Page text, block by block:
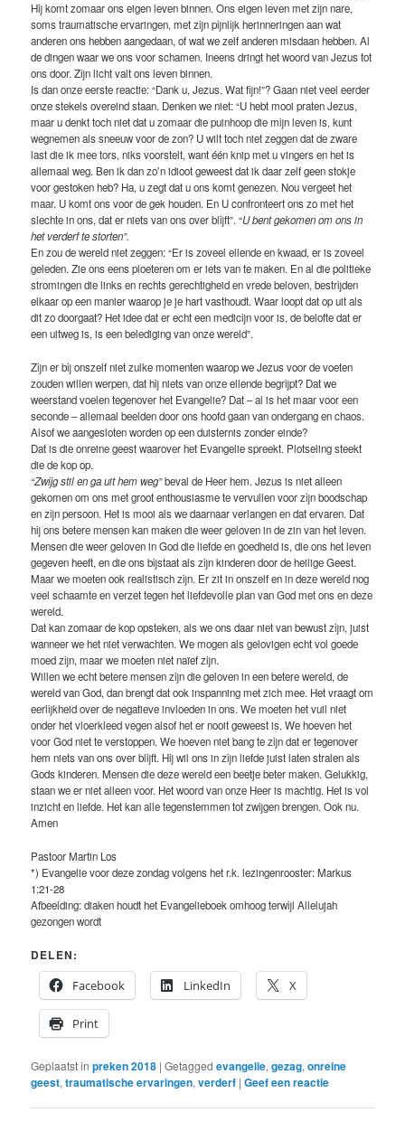
Hij komt zomaar ons eigen leven binnen. Ons eigen leven met zijn nare,
soms traumatische ervaringen, met zijn pijnlijk herinneringen aan wat
anderen ons hebben aangedaan, of wat we zelf anderen misdaan hebben. Al
de dingen waar we ons voor schamen. Ineens dringt het woord van Jezus tot
ons door. Zijn licht valt ons leven binnen.
Is dan onze eerste reactie: “Dank u, Jezus. Wat fijn!”? Gaan niet veel eerder
onze stekels overeind staan. Denken we niet: “U hebt mooi praten Jezus,
maar u denkt toch niet dat u zomaar die puinhoop die mijn leven is, kunt
wegnemen als sneeuw voor de zon? U wilt toch niet zeggen dat de zware
last die ik mee tors, niks voorstelt, want één knip met u vingers en het is
allemaal weg. Ben ik dan zo’n idioot geweest dat ik daar zelf geen stokje
voor gestoken heb? Ha, u zegt dat u ons komt genezen. Nou vergeet het
maar. U komt ons voor de gek houden. En U confronteert ons zo met het
slechte in ons, dat er niets van ons over blijft”. “U bent gekomen om ons in
het verderf te storten”.
En zou de wereld niet zeggen: “Er is zoveel ellende en kwaad, er is zoveel
geleden. Zie ons eens ploeteren om er iets van te maken. En al die politieke
stromingen die links en rechts gerechtigheid en vrede beloven, bestrijden
elkaar op een manier waarop je je hart vasthoudt. Waar loopt dat op uit als
dit zo doorgaat? Het idee dat er echt een medicijn voor is, de belofte dat er
een uitweg is, is een belediging van onze wereld”.
Zijn er bij onszelf niet zulke momenten waarop we Jezus voor de voeten
zouden willen werpen, dat hij niets van onze ellende begrijpt? Dat we
weerstand voelen tegenover het Evangelie? Dat – al is het maar voor een
seconde – allemaal beelden door ons hoofd gaan van ondergang en chaos.
Alsof we aangesloten worden op een duisternis zonder einde?
Dat is die onreine geest waarover het Evangelie spreekt. Plotseling steekt
die de kop op.
“Zwijg stil en ga uit hem weg”beval de Heer hem. Jezus is niet alleen
gekomen om ons met groot enthousiasme te vervullen voor zijn boodschap
en zijn persoon. Het is mooi als we daarnaar verlangen en dat ervaren. Dat
hij ons betere mensen kan maken die weer geloven in de zin van het leven.
Mensen die weer geloven in God die liefde en goedheid is, die ons het leven
gegeven heeft, en die ons bijstaat als zijn kinderen door de heilige Geest.
Maar we moeten ook realistisch zijn. Er zit in onszelf en in deze wereld nog
veel schaamte en verzet tegen het liefdevolle plan van God met ons en deze
wereld.
Dat kan zomaar de kop opsteken, als we ons daar niet van bewust zijn, juist
wanneer we het niet verwachten. We mogen als gelovigen echt vol goede
moed zijn, maar we moeten niet naïef zijn.
Willen we echt betere mensen zijn die geloven in een betere wereld, de
wereld van God, dan brengt dat ook inspanning met zich mee. Het vraagt om
eerlijkheid over de negatieve invloeden in ons. We moeten het vuil niet
onder het vloerkleed vegen alsof het er nooit geweest is. We hoeven het
voor God niet te verstoppen. We hoeven niet bang te zijn dat er tegenover
hem niets van ons over blijft. Hij wil ons in zijn liefde juist laten stralen als
Gods kinderen. Mensen die deze wereld een beetje beter maken. Gelukkig,
staan we er niet alleen voor. Het woord van onze Heer is machtig. Het is vol
inzicht en liefde. Het kan alle tegenstemmen tot zwijgen brengen. Ook nu.
Amen
Pastoor Martin Los
*) Evangelie voor deze zondag volgens het r.k. lezingenrooster: Markus
1:21-28
Afbeelding: diaken houdt het Evangelieboek omhoog terwijl Allelujah
gezongen wordt
DELEN:
Facebook
LinkedIn X
Print
Geplaatst in preken 2018 |Getagged evangelie,gezag,onreine
geest,traumatische ervaringen,verderf |Geef een reactie